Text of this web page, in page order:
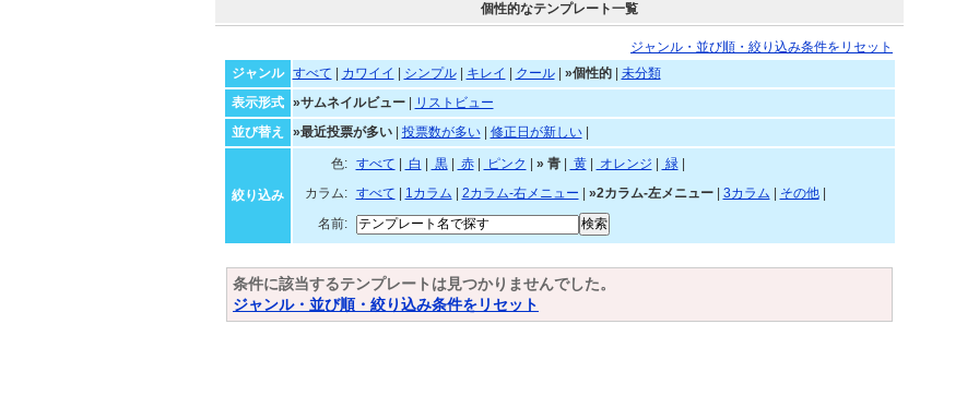
個性的なテンプレート一覧
ジャンル・並び順・絞り込み条件をリセット
ジャンル
すべて カワイイ シンプル| キレイ クール| »個性的| 未分類
表示形式
»サムネイルビュー|
リストビュー
並び替え
»最近投票が多い| 投票数が多い| 修正日が新しい|
絞り込み
色: すべて 白 黒| 赤| ピンク » 青| 黄| オレンジ 緑|
カラム:
すべて 1カラム 2カラム-右メニュー »2カラム-左メニュー| 3カラム その他|
名前:
条件に該当するテンプレートは見つかりませんでした。
ジャンル・並び順・絞り込み条件をリセット